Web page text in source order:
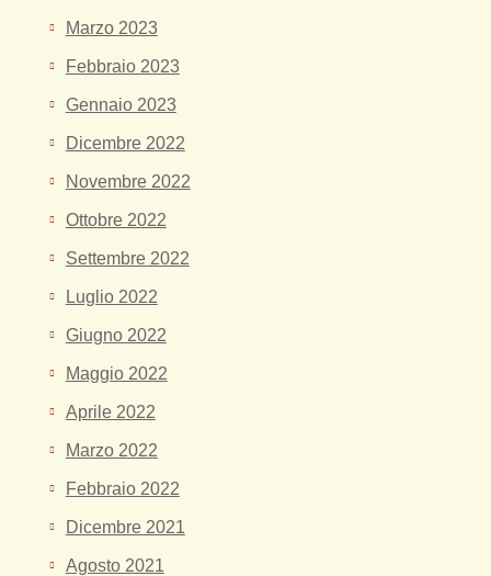
Marzo 2023
Febbraio 2023
Gennaio 2023
Dicembre 2022
Novembre 2022
Ottobre 2022
Settembre 2022
Luglio 2022
Giugno 2022
Maggio 2022
Aprile 2022
Marzo 2022
Febbraio 2022
Dicembre 2021
Agosto 2021